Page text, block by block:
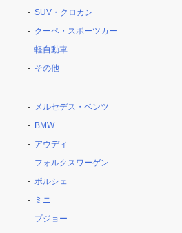
SUV・クロカン
クーペ・スポーツカー
軽自動車
その他
メルセデス・ベンツ
BMW
アウディ
フォルクスワーゲン
ポルシェ
ミニ
プジョー